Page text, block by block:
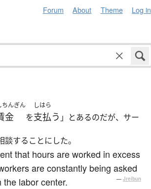
Forum About Theme Log in
ちんぎん
金 を
しはら
支払う 」とあるのだが、サー
することにした。
that hours are worked in excess
are constantly being asked
the labor center.
— Jreibun